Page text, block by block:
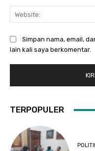
Simpan nama, email,
lain kali saya berkomentar.
TERPOPULER